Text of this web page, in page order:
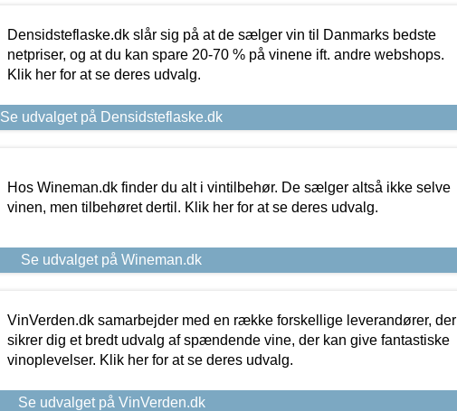
Densidsteflaske.dk slår sig på at de sælger vin til Danmarks bedste
netpriser, og at du kan spare 20-70 % på vinene ift. andre webshops.
Klik her for at se deres udvalg.
Se udvalget på Densidsteflaske.dk
Hos Wineman.dk finder du alt i vintilbehør. De sælger altså ikke selve
vinen, men tilbehøret dertil. Klik her for at se deres udvalg.
Se udvalget på Wineman.dk
VinVerden.dk samarbejder med en række forskellige leverandører, der
sikrer dig et bredt udvalg af spændende vine, der kan give fantastiske
vinoplevelser. Klik her for at se deres udvalg.
Se udvalget på VinVerden.dk